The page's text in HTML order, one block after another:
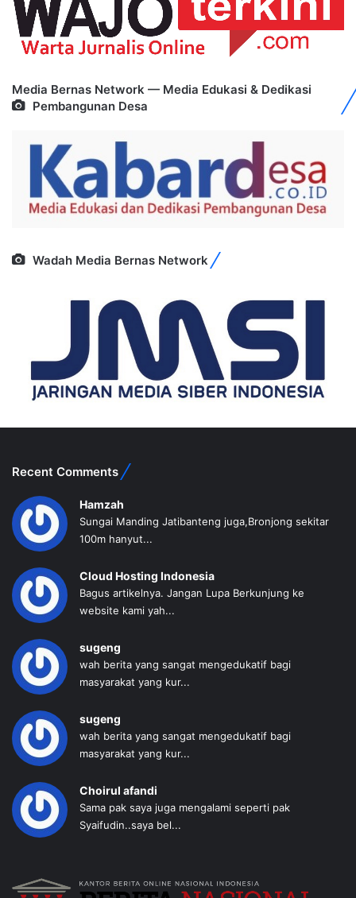
Media Bernas Network — Media Edukasi & Dedikasi
Pembangunan Desa
Wadah Media Bernas Network
Recent Comments
Hamzah
Sungai Manding Jatibanteng juga,Bronjong sekitar
100m hanyut...
Cloud Hosting Indonesia
Bagus artikelnya. Jangan Lupa Berkunjung ke
website kami yah...
sugeng
wah berita yang sangat mengedukatif bagi
masyarakat yang kur...
sugeng
wah berita yang sangat mengedukatif bagi
masyarakat yang kur...
Choirul afandi
Sama pak saya juga mengalami seperti pak
Syaifudin..saya bel...